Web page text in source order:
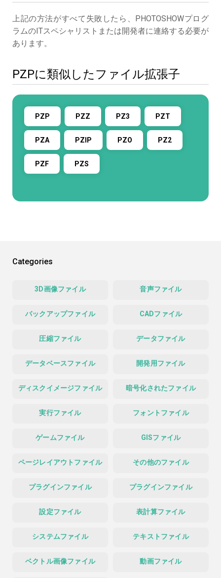
上記の方法がすべて失敗したら、PHOTOSHOWプログ
ラムのITスペシャリストまたは開発者に連絡する必要が
あります。
PZPに類似したファイル拡張子
PZP PZZ PZ3 PZT
PZA PZIP PZO PZ2
PZF PZS
Categories
3D画像ファイル 音声ファイル
バックアップファイル CADファイル
圧縮ファイル データファイル
データベースファイル 開発用ファイル
ディスクイメージファイル 暗号化されたファイル
実行ファイル フォントファイル
ゲームファイル GISファイル
ページレイアウトファイル その他のファイル
プラグインファイル プラグインファイル
設定ファイル 表計算ファイル
システムファイル テキストファイル
ベクトル画像ファイル 動画ファイル